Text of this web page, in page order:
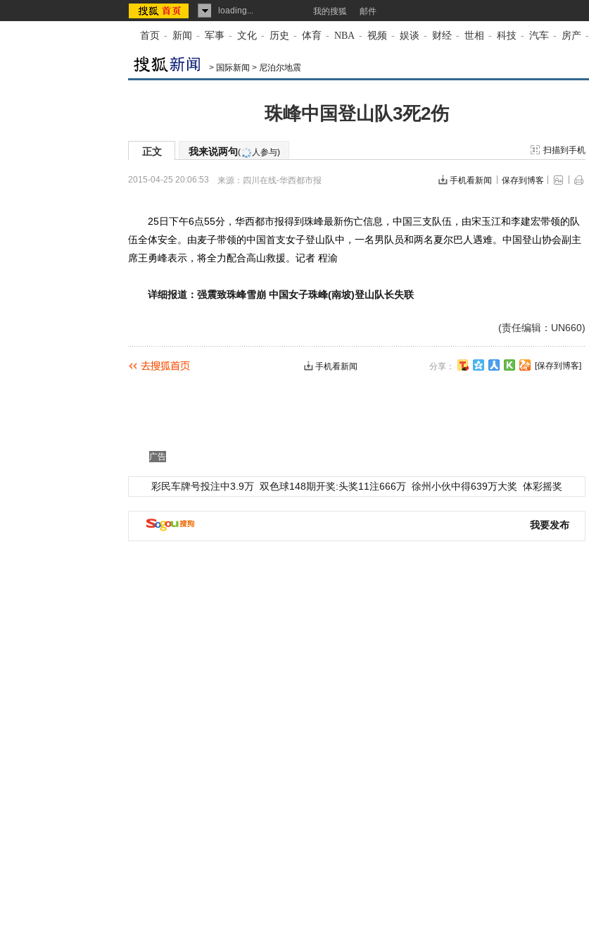
loading... 我的搜狐 邮件
首页 - 新闻 - 军事 - 文化 - 历史 - 体育 - NBA - 视频 - 娱谈 - 财经 - 世相 - 科技 - 汽车 - 房产 -
> 国际新闻 > 尼泊尔地震
珠峰中国登山队3死2伤
正文 我来说两句( 人参与) 扫描到手机
2015-04-25 20:06:53 来源： 四川在线-华西都市报 手机看新闻 保存到博客
25日下午6点55分，华西都市报得到珠峰最新伤亡信息，中国三支队伍，由宋玉江和李建宏带领的队
伍全体安全。由麦子带领的中国首支女子登山队中，一名男队员和两名夏尔巴人遇难。中国登山协会副主
席王勇峰表示，将全力配合高山救援。记者 程渝
详细报道：强震致珠峰雪崩 中国女子珠峰(南坡)登山队长失联
(责任编辑：UN660)
分享： [保存到博客]
手机看新闻
广告
彩民车牌号投注中3.9万 双色球148期开奖:头奖11注666万 徐州小伙中得639万大奖 体彩摇奖
我要发布